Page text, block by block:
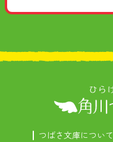
つばさ文庫について